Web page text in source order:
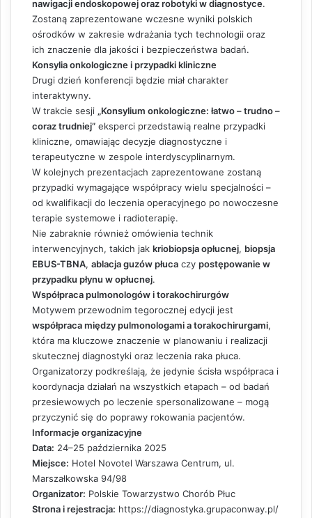
nawigacji endoskopowej oraz robotyki w diagnostyce.
Zostaną zaprezentowane wczesne wyniki polskich
ośrodków w zakresie wdrażania tych technologii oraz
ich znaczenie dla jakości i bezpieczeństwa badań.
Konsylia onkologiczne i przypadki kliniczne
Drugi dzień konferencji będzie miał charakter
interaktywny.
W trakcie sesji „Konsylium onkologiczne: łatwo – trudno –
coraz trudniej” eksperci przedstawią realne przypadki
kliniczne, omawiając decyzje diagnostyczne i
terapeutyczne w zespole interdyscyplinarnym.
W kolejnych prezentacjach zaprezentowane zostaną
przypadki wymagające współpracy wielu specjalności –
od kwalifikacji do leczenia operacyjnego po nowoczesne
terapie systemowe i radioterapię.
Nie zabraknie również omówienia technik
interwencyjnych, takich jak kriobiopsja opłucnej, biopsja
EBUS-TBNA, ablacja guzów płuca czy postępowanie w
przypadku płynu w opłucnej.
Współpraca pulmonologów i torakochirurgów
Motywem przewodnim tegorocznej edycji jest
współpraca między pulmonologami a torakochirurgami,
która ma kluczowe znaczenie w planowaniu i realizacji
skutecznej diagnostyki oraz leczenia raka płuca.
Organizatorzy podkreślają, że jedynie ścisła współpraca i
koordynacja działań na wszystkich etapach – od badań
przesiewowych po leczenie spersonalizowane – mogą
przyczynić się do poprawy rokowania pacjentów.
Informacje organizacyjne
Data: 24–25 października 2025
Miejsce: Hotel Novotel Warszawa Centrum, ul.
Marszałkowska 94/98
Organizator: Polskie Towarzystwo Chorób Płuc
Strona i rejestracja: https://diagnostyka.grupaconway.pl/